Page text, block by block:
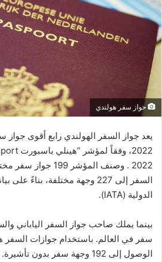
جواز سفر هولندي
يعد جواز السفر الهولندي رابع أقوى جواز
2022 . وصنف المؤشر
السفر إلى 227 وجهة مختلفة،
الدولية (IATA).
بينما يملك صاحب جواز السفر الياباني
سفر في العالم. باستخدام جوازات السفر
الوصول إلى 192 وجهة سفر بدون